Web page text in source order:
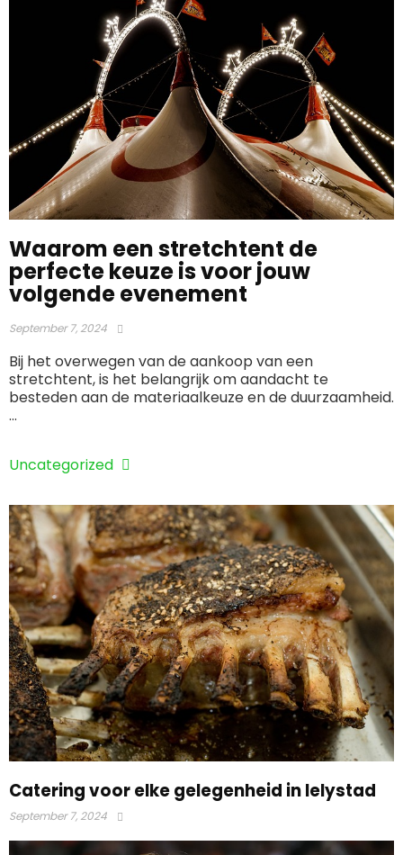
Waarom een stretchtent de
perfecte keuze is voor jouw
volgende evenement
September 7, 2024
Bij het overwegen van de aankoop van een
stretchtent, is het belangrijk om aandacht te
besteden aan de materiaalkeuze en de duurzaamheid.
...
Uncategorized
Catering voor elke gelegenheid in lelystad
September 7, 2024